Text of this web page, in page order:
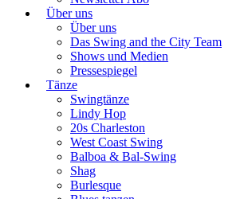
Über uns
Über uns
Das Swing and the City Team
Shows und Medien
Pressespiegel
Tänze
Swingtänze
Lindy Hop
20s Charleston
West Coast Swing
Balboa & Bal-Swing
Shag
Burlesque